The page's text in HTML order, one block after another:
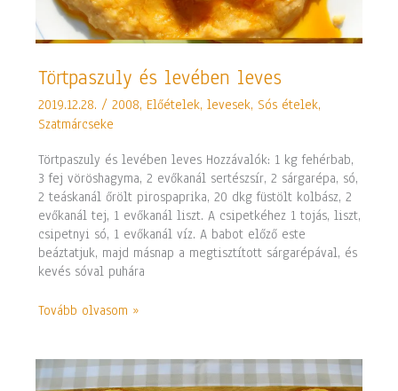
Törtpaszuly és levében leves
2019.12.28./2008, Előételek, levesek, Sós ételek,
Szatmárcseke
Törtpaszuly és levében leves Hozzávalók: 1 kg fehérbab,
3 fej vöröshagyma, 2 evőkanál sertészsír, 2 sárgarépa, só,
2 teáskanál őrölt pirospaprika, 20 dkg füstölt kolbász, 2
evőkanál tej, 1 evőkanál liszt. A csipetkéhez 1 tojás, liszt,
csipetnyi só, 1 evőkanál víz. A babot előző este
beáztatjuk, majd másnap a megtisztított sárgarépával, és
kevés sóval puhára
Törtpaszuly
levében
leves
Tovább olvasom »